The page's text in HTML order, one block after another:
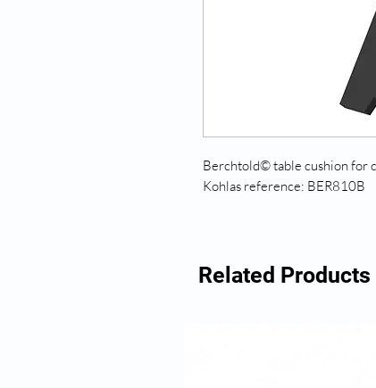
Berchtold© table cushion for
Kohlas reference: BER810B
Related Products